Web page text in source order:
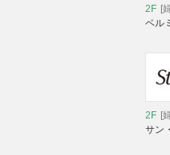
2F [
ベル
2F [
サン